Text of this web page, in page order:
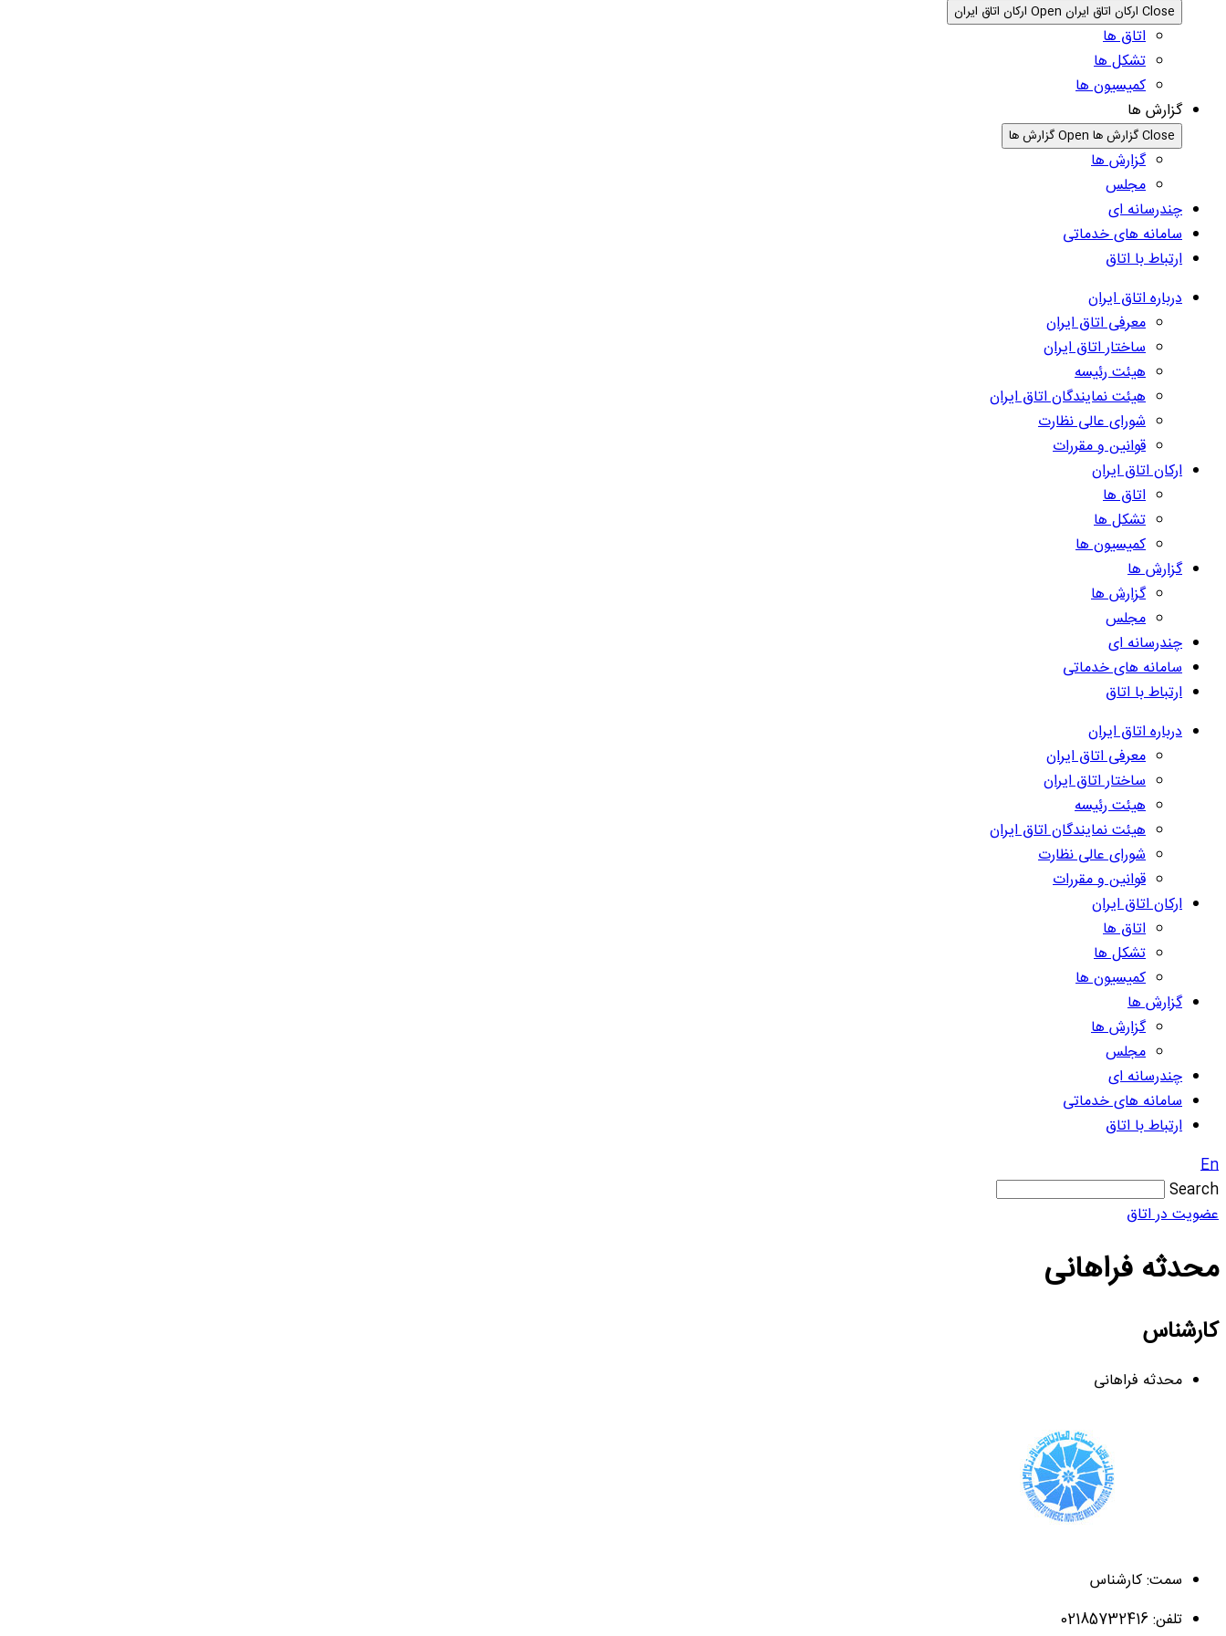
Close ارکان اتاق ایران Open ارکان اتاق ایران
اتاق ها
تشکل ها
کمیسیون ها
گزارش ها
Close گزارش ها Open گزارش ها
گزارش ها
مجلس
چندرسانه ای
سامانه های خدماتی
ارتباط با اتاق
درباره اتاق ایران
معرفی اتاق ایران
ساختار اتاق ایران
هیئت رئیسه
هیئت نمایندگان اتاق ایران
شورای عالی نظارت
قوانین و مقررات
ارکان اتاق ایران
اتاق ها
تشکل ها
کمیسیون ها
گزارش ها
گزارش ها
مجلس
چندرسانه ای
سامانه های خدماتی
ارتباط با اتاق
درباره اتاق ایران
معرفی اتاق ایران
ساختار اتاق ایران
هیئت رئیسه
هیئت نمایندگان اتاق ایران
شورای عالی نظارت
قوانین و مقررات
ارکان اتاق ایران
اتاق ها
تشکل ها
کمیسیون ها
گزارش ها
گزارش ها
مجلس
چندرسانه ای
سامانه های خدماتی
ارتباط با اتاق
En
Search
عضویت در اتاق
محدثه فراهانی
کارشناس
محدثه فراهانی
سمت: کارشناس
تلفن: 02185732416